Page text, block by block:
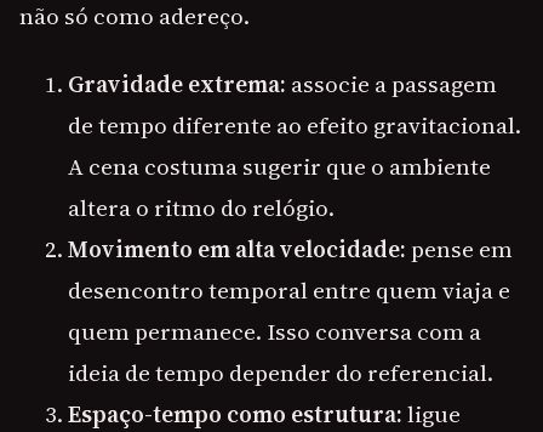
não só como adereço.
Gravidade extrema: associe a passagem
de tempo diferente ao efeito gravitacional.
A cena costuma sugerir que o ambiente
altera o ritmo do relógio.
Movimento em alta velocidade:pense em
desencontro temporal entre quem viaja e
quem permanece. Isso conversa com a
ideia de tempo depender do referencial.
Espaço-tempo como estrutura:ligue